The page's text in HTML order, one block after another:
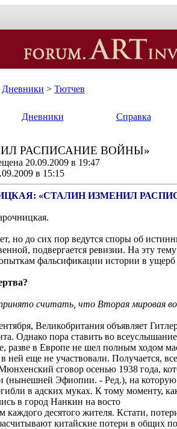
Дневники > Тютчев
Дневники Справка
РАСПИСАНИЕ ВОЙНЫ»
20.09.2009 в 19:47
в 15:15
«СТАЛИН ИЗМЕНИЛ
но до сих пор ведутся споры об
подвергается ревизии. На эту
фальсификации истории в
считать, что Вторая мировая
Великобритания объявляет
Однако пора ставить во
разве в Европе не шел полным ходом
еще не участвовали. Получается,
сговор осенью 1938 года,
Эфиопии. - Ред.), на
в адских муках. К тому моменту,
в город Нанкин на восто
каждого десятого жителя. Кстати,
китайские потери в общих